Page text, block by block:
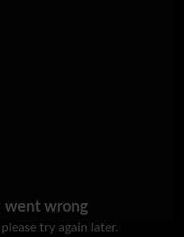
went wrong
try again later.